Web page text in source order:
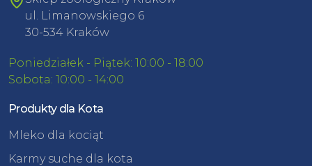
ul. Limanowskiego 6
30-534 Kraków
Poniedziałek - Piątek: 10:00 - 18:00
Sobota: 10:00 - 14:00
Produkty dla Kota
Mleko dla kociąt
Karmy suche dla kota